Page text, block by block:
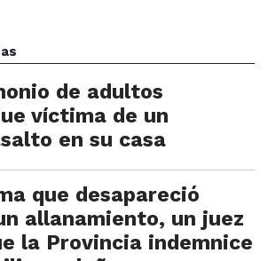
de adultos
víctima de un
en su casa
que desapareció
allanamiento, un juez
la Provincia indemnice